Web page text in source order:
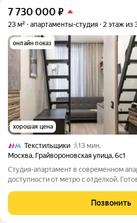
7 730 000 ₽
23 м² апартаменты-студия 2 этаж из
онлайн показ
хорошая цена
Текстильщики
13 мин.
Москва, Грайвороновская улица,6с1
Студия-апартамент в современном
доступности от метро с отделкой.
инвесторов. Возможно сдавать студию
через управляющую компанию отеля
Позвонить